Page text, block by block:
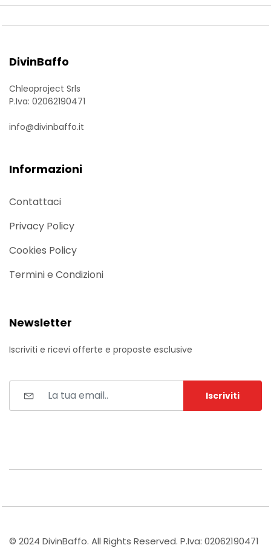
DivinBaffo
Chleoproject Srls
P.Iva: 02062190471
info@divinbaffo.it
Informazioni
Contattaci
Privacy Policy
Cookies Policy
Termini e Condizioni
Newsletter
Iscriviti e ricevi offerte e proposte esclusive
Iscriviti
© 2024 DivinBaffo. All Rights Reserved. P.Iva: 02062190471